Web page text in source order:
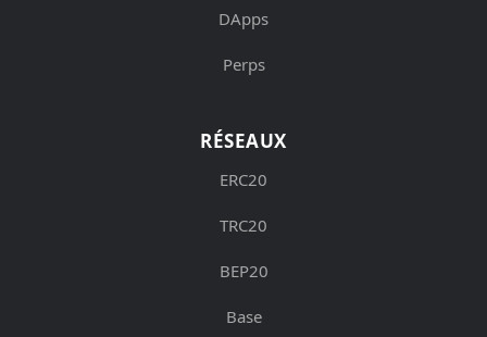
DApps
Perps
RÉSEAUX
ERC20
TRC20
BEP20
Base